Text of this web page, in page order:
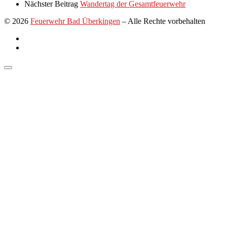
Nächster Beitrag Wandertag der Gesamtfeuerwehr
© 2026 Feuerwehr Bad Überkingen – Alle Rechte vorbehalten